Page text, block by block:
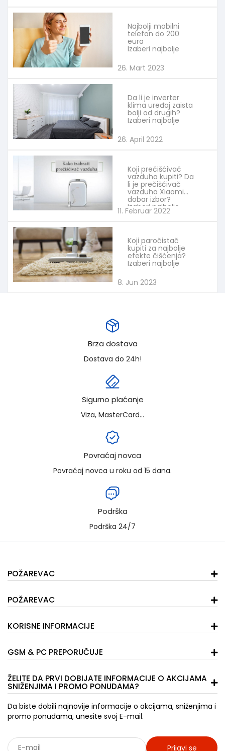
Najbolji mobilni
telefon do 200
eura
Izaberi najbolje
26. Mart 2023
Da li je inverter
klima uređaj zaista
bolji od drugih?
Izaberi najbolje
26. April 2022
Koji prečišćivač
vazduha kupiti? Da
li je prečišćivač
vazduha Xiaomi
dobar izbor?
Izaberi najbolje
11. Februar 2022
Koji paročistač
kupiti za najbolje
efekte čišćenja?
Izaberi najbolje
8. Jun 2023
Brza dostava
Dostava do 24h!
Sigurno plaćanje
Viza, MasterCard...
Povraćaj novca
Povraćaj novca u roku od 15 dana.
Podrška
Podrška 24/7
POŽAREVAC
POŽAREVAC
KORISNE INFORMACIJE
GSM & PC PREPORUČUJE
ŽELITE DA PRVI DOBIJATE INFORMACIJE O AKCIJAMA
SNIŽENJIMA I PROMO PONUDAMA?
Da biste dobili najnovije informacije o akcijama, sniženjima i
promo ponudama, unesite svoj E-mail.
Prijavi se